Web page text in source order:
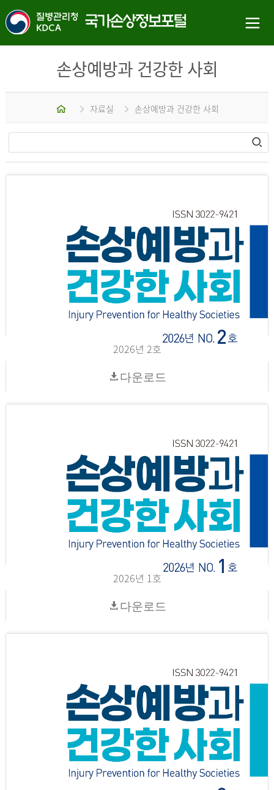
손상예방과 건강한 사회
홈 자료실 손상예방과 건강한 사회
2026년 2호
다운로드
2026년 1호
다운로드